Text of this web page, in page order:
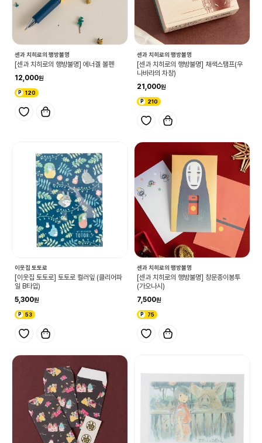
센과 치히로의 행방불명
[센과 치히로의 행방불명] 에너겔 볼펜
12,000
120
센과 치히로의 행방불명
[센과 치히로의 행방불명] 채색스탬프(우
나바라의 차창)
21,000
210
이웃집 토토로
[이웃집 토토로] 토토로 컬러잎 (클리어파
일 B타입)
5,300
53
센과 치히로의 행방불명
[센과 치히로의 행방불명] 창문종이봉투
(가오나시)
7,500
75